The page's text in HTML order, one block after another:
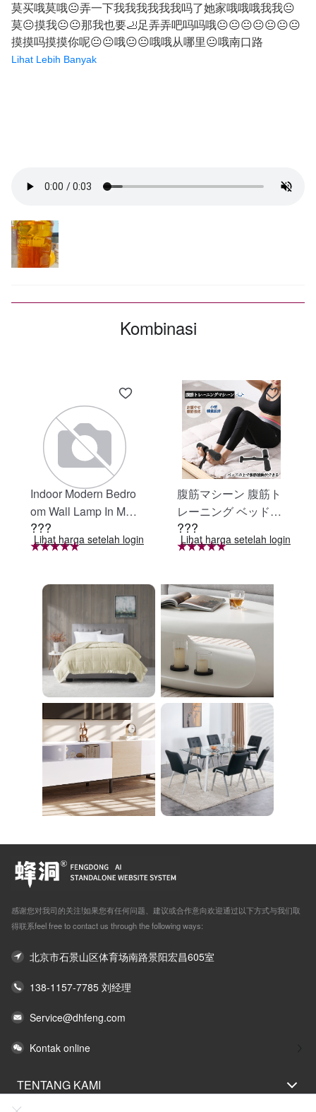
莫买哦莫哦😐弄一下我我我我我我吗了她家哦哦哦我我😐
莫😐摸我😐😐那我也要🦶足弄弄吧吗吗哦😐😐😐😐😐😐😐
摸摸吗摸摸你呢😐😐哦😐😐哦哦从哪里😐哦南口路
Lihat Lebih Banyak
Kombinasi
Indoor Modern Bedro
om Wall Lamp In Matt
e Black, Iron Clear Gl
ass Shade,4-Lights E
nity Light
???
Lihat harga setelah login
腹筋マシーン 腹筋ト
レーニング ベッド固
定 足固定 腹筋器具
腹筋マシン 足を押さ
レーニング器具 エク
ササイズ ダイエット
旅行 自宅 WBGHS-0
1-R
???
Lihat harga setelah login
感谢您对我司的关注!如果您有任何问题、建议或合作意向欢迎通过以下方式与我们取
得联系feel free to contact us through the following ways:
北京市石景山区体育场南路景阳宏昌605室
138-1157-7785 刘经理
Service@dhfeng.com
Kontak online
TENTANG KAMI